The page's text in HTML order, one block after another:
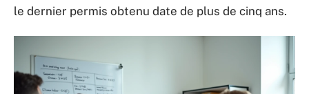
le dernier permis obtenu date de plus de cinq ans.